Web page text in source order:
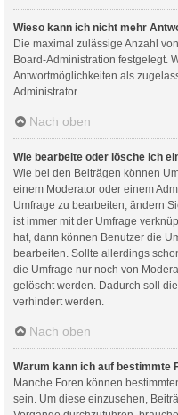
Wieso kann ich nicht mehr
Die maximal zulässige Anzahl
Board-Administration festgelegt.
Antwortmöglichkeiten als
Administrator.
Nach oben
Wie bearbeite oder lösche ich
Wie bei den Beiträgen können
einem Moderator oder einem
Umfrage zu bearbeiten, ändern
ist immer mit der Umfrage
hat, dann können Benutzer die
bearbeiten. Sollte allerdings
die Umfrage nur noch von
gelöscht werden. Dadurch soll
verhindert werden.
Nach oben
Warum kann ich auf bestimmte
Manche Foren können
sein. Um diese einzusehen,